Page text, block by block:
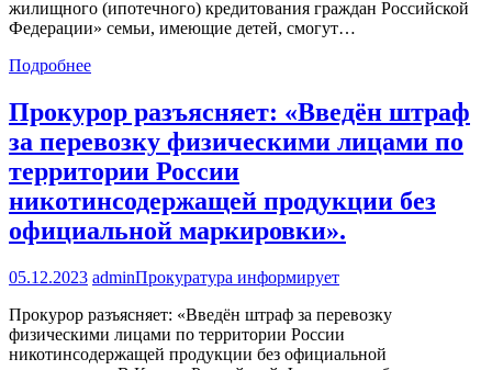
жилищного (ипотечного) кредитования граждан Российской
Федерации» семьи, имеющие детей, смогут…
Подробнее
Прокурор разъясняет: «Введён штраф
за перевозку физическими лицами по
территории России
никотинсодержащей продукции без
официальной маркировки».
05.12.2023 adminПрокуратура информирует
Прокурор разъясняет: «Введён штраф за перевозку
физическими лицами по территории России
никотинсодержащей продукции без официальной